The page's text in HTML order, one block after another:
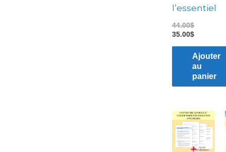
l’essentiel
44.00$
35.00$
Ajouter
au
panier